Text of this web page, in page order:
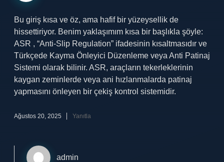
Bu giriş kısa ve öz, ama hafif bir yüzeysellik de
hissettiriyor. Benim yaklaşımım kısa bir başlıkla şöyle:
ASR , “Anti-Slip Regulation” ifadesinin kısaltmasıdır ve
Türkçede Kayma Önleyici Düzenleme veya Anti Patinaj
Sistemi olarak bilinir. ASR, araçların tekerleklerinin
kaygan zeminlerde veya ani hızlanmalarda patinaj
yapmasını önleyen bir çekiş kontrol sistemidir.
Ağustos 20, 2025 Yanıtla
admin